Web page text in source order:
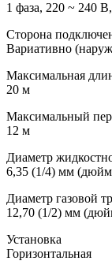
1 фаза, 220 ~ 240
Сторона
Вариативно
Максимальная
20 м
Максимальный
12 м
Диаметр
6,35 (1/4) мм
Диаметр газовой
12,70 (1/2) мм
Установка
Горизонтальная